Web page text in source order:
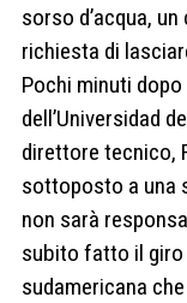
sorso d’acqua,
richiesta di
Pochi minuti
dell’Universidad
direttore tecnico,
sottoposto a una
non sarà
subito fatto il giro
sudamericana